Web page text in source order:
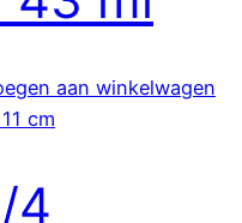
aan winkelwagen
4